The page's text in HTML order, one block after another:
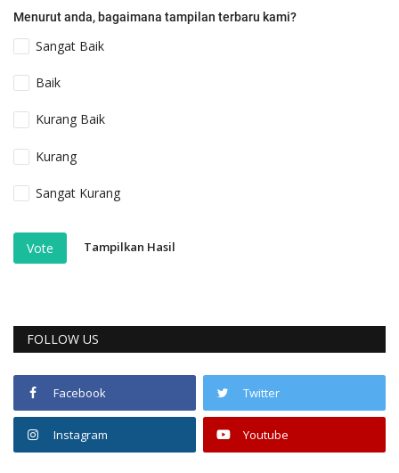
Menurut anda, bagaimana tampilan terbaru kami?
Sangat Baik
Baik
Kurang Baik
Kurang
Sangat Kurang
Vote Tampilkan Hasil
FOLLOW US
Facebook Twitter
Instagram Youtube